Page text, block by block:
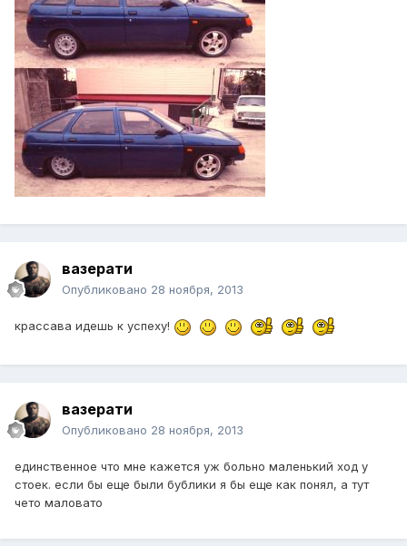
вазерати
Опубликовано 28 ноября, 2013
крассава идешь к успеху!
вазерати
Опубликовано 28 ноября, 2013
единственное что мне кажется уж больно маленький ход у
стоек. если бы еще были бублики я бы еще как понял, а тут
чето маловато